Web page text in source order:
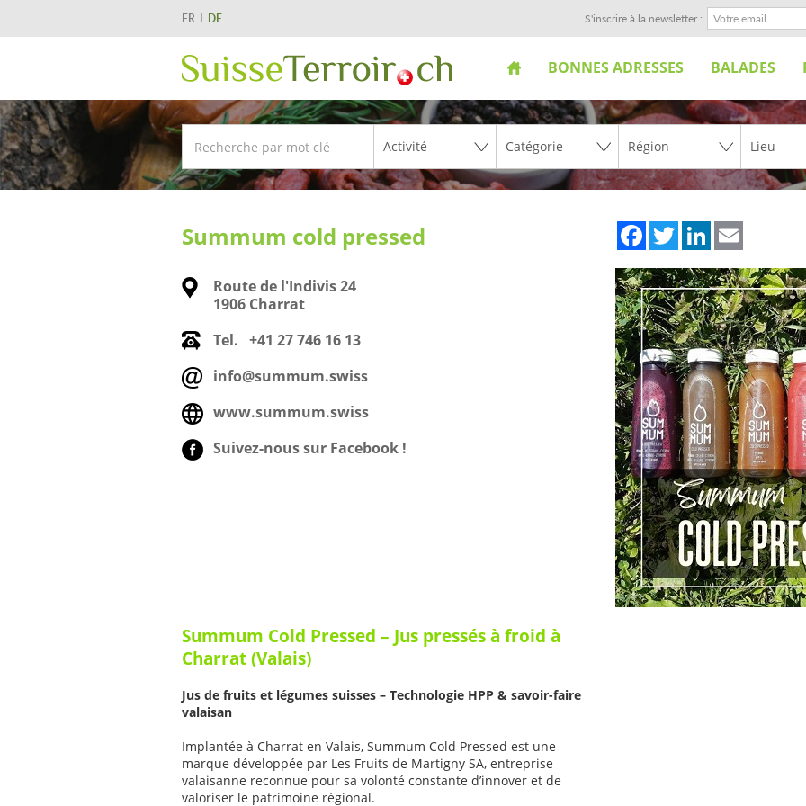
FR DE S'inscrire à la newsletter :
BONNES ADRESSES BALADES
Summum cold pressed FacebookTwitterLinkedIn
Route de l'Indivis 24
1906 Charrat
Tel. +41 27 746 16 13
info@summum.swiss
www.summum.swiss
Suivez-nous sur Facebook !
Summum Cold Pressed – Jus pressés à froid à
Charrat (Valais)
Jus de fruits et légumes suisses – Technologie HPP & savoir-faire
valaisan
Implantée à Charrat en Valais, Summum Cold Pressed est une
marque développée par Les Fruits de Martigny SA, entreprise
valaisanne reconnue pour sa volonté constante d’innover et de
valoriser le patrimoine régional.